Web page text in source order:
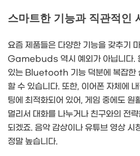
스마트한 기능과 직관적인
요즘 제품들은 다양한 기능을 갖추기
Gamebuds 역시 예외가 아닙니다.
있는 Bluetooth 기능 덕분에 복잡한
할 수 있습니다. 또한, 이어폰 자체에
팅에 최적화되어 있어, 게임 중에도 원
멀리서 대화를 나누거나 친구와의 전
되겠죠. 음악 감상이나 유튜브 영상 시
정말 높습니다.